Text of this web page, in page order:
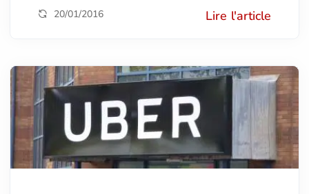
20/01/2016 Lire l'article